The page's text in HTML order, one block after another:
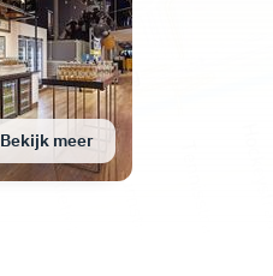
Bekijk meer